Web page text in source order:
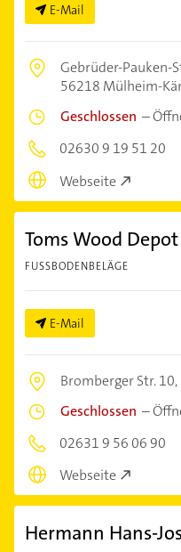
E-Mail
Gebrüder-Pauken-
56218 Mülheim-
Geschlossen –
02630 9 19 51 20
Webseite
Toms Wood
FUSSBODENBELÄGE
E-Mail
Bromberger Str. 10,
Geschlossen –
02631 9 56 06 90
Webseite
Hermann Hans-